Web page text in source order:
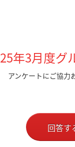
25年3月度グ
アンケートにご協力
回答す